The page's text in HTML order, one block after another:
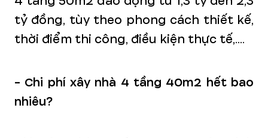
tỷ đồng, tùy theo phong cách thiết kế,
thời điểm thi công, điều kiện thực tế,....
- Chi phí xây nhà 4 tầng 40m2 hết bao
nhiêu?